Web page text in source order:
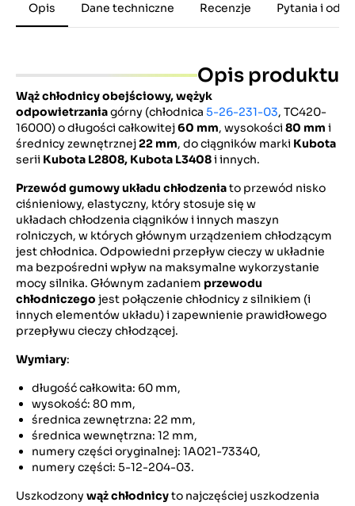
Opis Dane techniczne Recenzje Pytania i
Opis produktu
Wąż chłodnicy obejściowy, wężyk
odpowietrzaniagórny (chłodnica 5-26-231-03, TC420-
16000) o długości całkowitej60 mm, wysokości 80 mm i
średnicy zewnętrznej22 mm, do ciągników marki Kubota
serii Kubota L2808, Kubota L3408i innych.
Przewód gumowy układu chłodzeniato przewód nisko
ciśnieniowy, elastyczny, który stosuje się w
układach chłodzenia ciągników i innych maszyn
rolniczych, w których głównym urządzeniem chłodzącym
jest chłodnica. Odpowiedni przepływ cieczy w układnie
ma bezpośredni wpływ na maksymalne wykorzystanie
mocy silnika. Głównym zadaniem przewodu
chłodniczego jest połączenie chłodnicy z silnikiem (i
innych elementów układu) i zapewnienie prawidłowego
przepływu cieczy chłodzącej.
Wymiary:
długość całkowita: 60 mm,
wysokość: 80 mm,
średnica zewnętrzna: 22 mm,
średnica wewnętrzna: 12 mm,
numery części oryginalnej: 1A021-73340,
numery części: 5-12-204-03.
Uszkodzony wąż chłodnicyto najczęściej uszkodzenia